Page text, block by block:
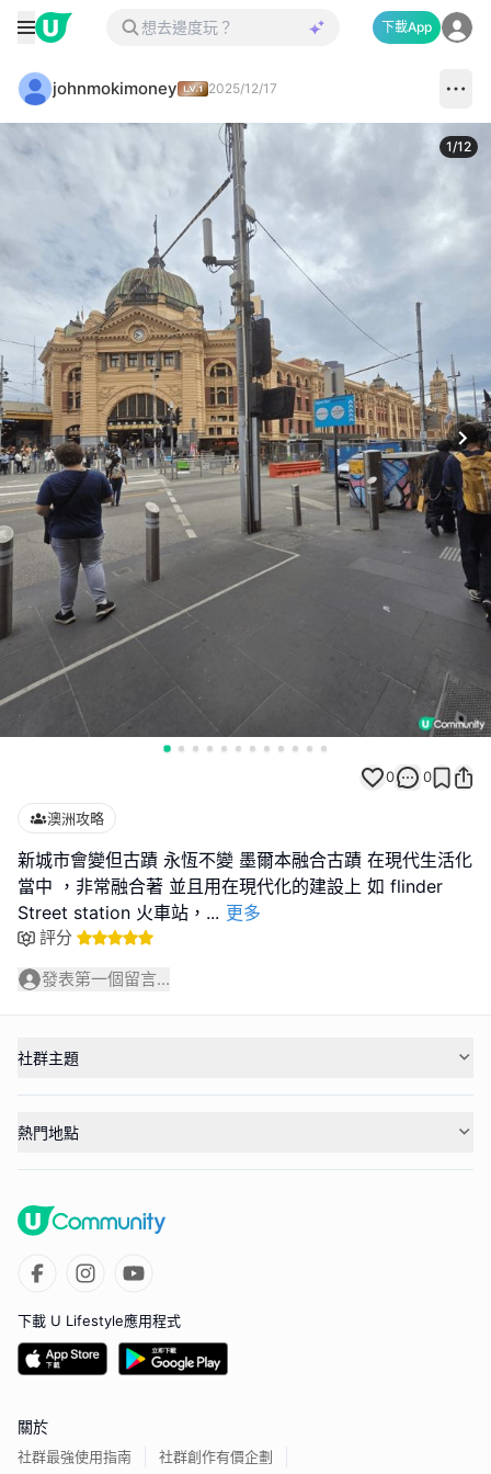
下載App
johnmokimoney 2025/12/17
1/12
0 0
澳洲攻略
新城市會變但古蹟 永恆不變 墨爾本融合古蹟 在現代生活化
當中 ，非常融合著 並且用在現代化的建設上 如 flinder
Street station 火車站， ... 更多
評分
發表第一個留言...
社群主題
熱門地點
下載 U Lifestyle應用程式
關於
社群最強使用指南 社群創作有價企劃